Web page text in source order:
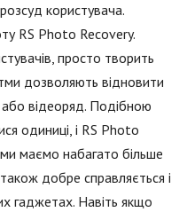
користувача.
RS Photo Recovery.
просто творить
дозволяють відновити
або відеоряд. Подібною
одиниці, і RS Photo
маємо набагато більше
добре справляється і
гаджетах. Навіть якщо